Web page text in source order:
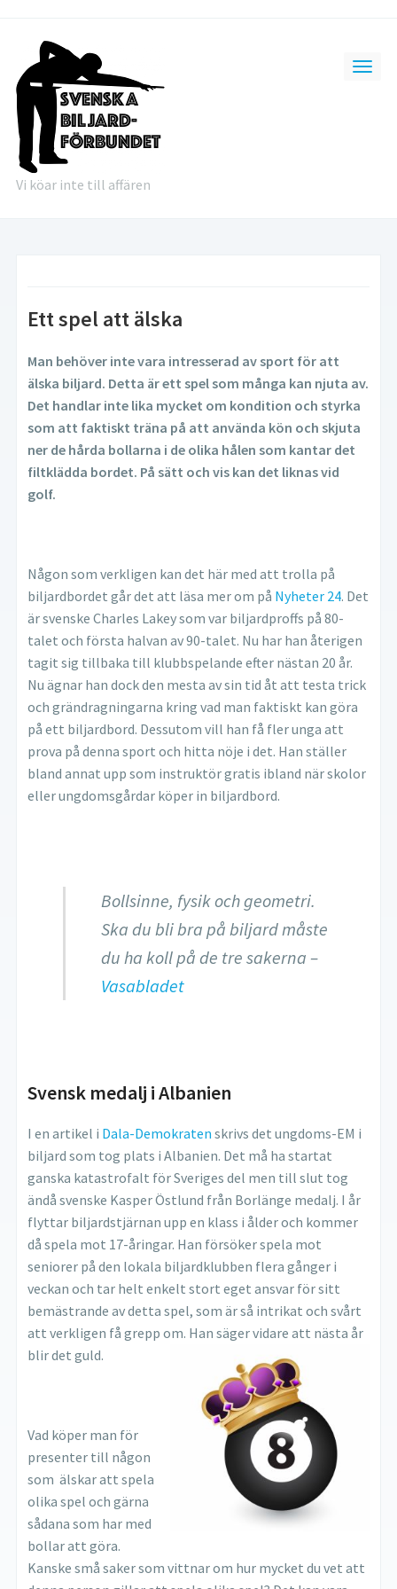
Vi köar inte till affären
Ett spel att älska
Man behöver inte vara intresserad av sport för att
älska biljard. Detta är ett spel som många kan njuta av.
Det handlar inte lika mycket om kondition och styrka
som att faktiskt träna på att använda kön och skjuta
ner de hårda bollarna i de olika hålen som kantar det
filtklädda bordet. På sätt och vis kan det liknas vid
golf.
Någon som verkligen kan det här med att trolla på
biljardbordet går det att läsa mer om på Nyheter 24. Det
är svenske Charles Lakey som var biljardproffs på 80-
talet och första halvan av 90-talet. Nu har han återigen
tagit sig tillbaka till klubbspelande efter nästan 20 år.
Nu ägnar han dock den mesta av sin tid åt att testa trick
och grändragningarna kring vad man faktiskt kan göra
på ett biljardbord. Dessutom vill han få fler unga att
prova på denna sport och hitta nöje i det. Han ställer
bland annat upp som instruktör gratis ibland när skolor
eller ungdomsgårdar köper in biljardbord.
Bollsinne, fysik och geometri.
Ska du bli bra på biljard måste
du ha koll på de tre sakerna –
Vasabladet
Svensk medalj i Albanien
I en artikel i Dala-Demokraten skrivs det ungdoms-EM i
biljard som tog plats i Albanien. Det må ha startat
ganska katastrofalt för Sveriges del men till slut tog
ändå svenske Kasper Östlund från Borlänge medalj. I år
flyttar biljardstjärnan upp en klass i ålder och kommer
då spela mot 17-åringar. Han försöker spela mot
seniorer på den lokala biljardklubben flera gånger i
veckan och tar helt enkelt stort eget ansvar för sitt
bemästrande av detta spel, som är så intrikat och svårt
att verkligen få grepp om. Han säger vidare att nästa år
blir det guld.
Vad köper man för
presenter till någon
som älskar att spela
olika spel och gärna
sådana som har med
bollar att göra.
Kanske små saker som vittnar om hur mycket du vet att